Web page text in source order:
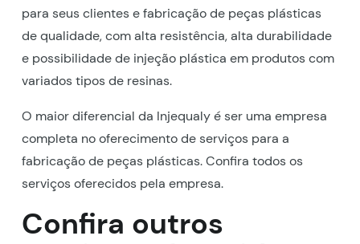
para seus clientes e fabricação de peças plásticas
de qualidade, com alta resistência, alta durabilidade
e possibilidade de injeção plástica em produtos com
variados tipos de resinas.
O maior diferencial da Injequaly é ser uma empresa
completa no oferecimento de serviços para a
fabricação de peças plásticas. Confira todos os
serviços oferecidos pela empresa.
Confira outros